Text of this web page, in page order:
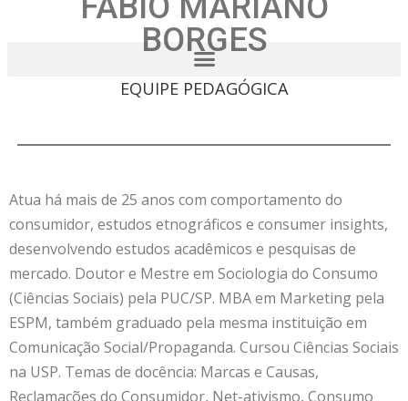
BORGES
EQUIPE PEDAGÓGICA
Atua há mais de 25 anos com comportamento do
consumidor, estudos etnográficos e consumer insights,
desenvolvendo estudos acadêmicos e pesquisas de
mercado. Doutor e Mestre em Sociologia do Consumo
(Ciências Sociais) pela PUC/SP. MBA em Marketing pela
ESPM, também graduado pela mesma instituição em
Comunicação Social/Propaganda. Cursou Ciências Sociais
na USP. Temas de docência: Marcas e Causas,
Reclamações do Consumidor, Net-ativismo, Consumo